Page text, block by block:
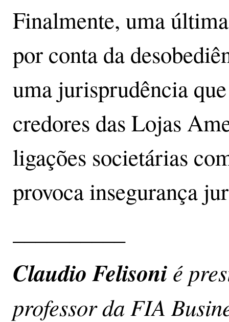
Finalmente, uma
por conta da
uma jurisprudência
credores das Lojas
ligações societárias
provoca insegurança
Claudio Felisoni é
professor da FIA